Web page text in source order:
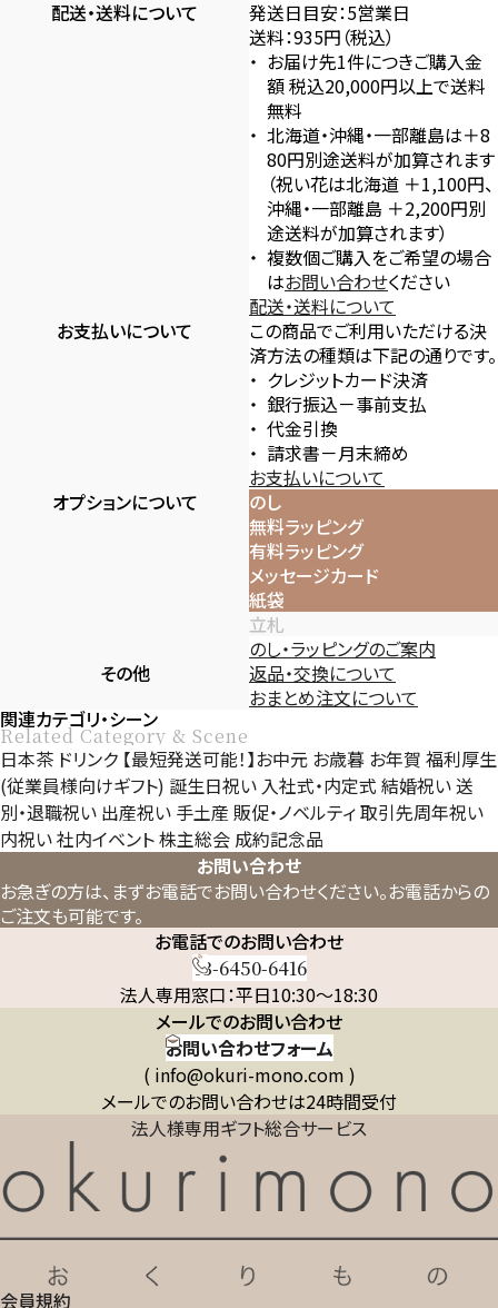
配送・送料について
発送日目安：5営業日
送料：935円（税込）
お届け先1件につきご購入金
額 税込20,000円以上で送料
無料
北海道・沖縄・一部離島は＋8
80円別途送料が加算されます
（祝い花は北海道 ＋1,100円、
沖縄・一部離島 ＋2,200円別
途送料が加算されます）
複数個ご購入をご希望の場合
はお問い合わせください
配送・送料について
お支払いについて
この商品でご利用いただける決
済方法の種類は下記の通りです。
クレジットカード決済
銀行振込－事前支払
代金引換
請求書－月末締め
お支払いについて
オプションについて
のし
無料ラッピング
有料ラッピング
メッセージカード
紙袋
立札
のし・ラッピングのご案内
その他
返品・交換について
おまとめ注文について
関連カテゴリ・シーン
Related Category & Scene
日本茶 ドリンク 【最短発送可能！】お中元 お歳暮 お年賀 福利厚生
(従業員様向けギフト) 誕生日祝い 入社式・内定式 結婚祝い送
別・退職祝い 出産祝い 手土産 販促・ノベルティ取引先周年祝い
内祝い社内イベント株主総会 成約記念品
お問い合わせ
お急ぎの方は、まずお電話でお問い合わせください。お電話からの
ご注文も可能です。
お電話でのお問い合わせ
03-6450-6416
法人専用窓口：平日10:30～18:30
メールでのお問い合わせ
お問い合わせフォーム
( info@okuri-mono.com )
メールでのお問い合わせは24時間受付
法人様専用ギフト総合サービス
会員規約